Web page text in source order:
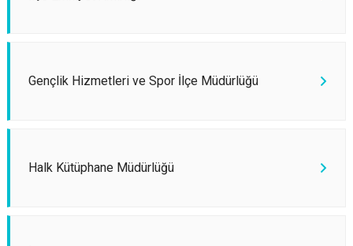
Gençlik Hizmetleri ve Spor İlçe Müdürlüğü
Halk Kütüphane Müdürlüğü